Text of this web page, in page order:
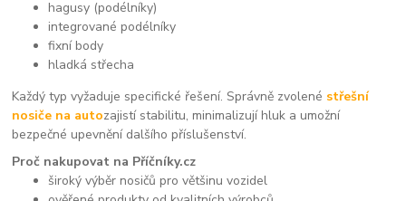
hagusy (podélníky)
integrované podélníky
fixní body
hladká střecha
Každý typ vyžaduje specifické řešení. Správně zvolené střešní
nosiče na autozajistí stabilitu, minimalizují hluk a umožní
bezpečné upevnění dalšího příslušenství.
Proč nakupovat na Příčníky.cz
široký výběr nosičů pro většinu vozidel